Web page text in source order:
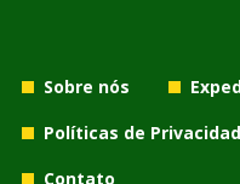
Sobre nós
Políticas de
Contato